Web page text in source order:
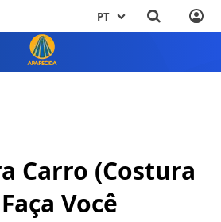
PT
Carro (Costura
Você